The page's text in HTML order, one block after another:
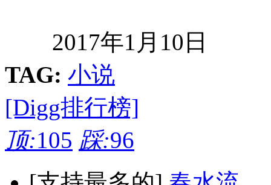
2017年1月10日
TAG: 小说
[Digg排行榜]
顶:105 踩:96